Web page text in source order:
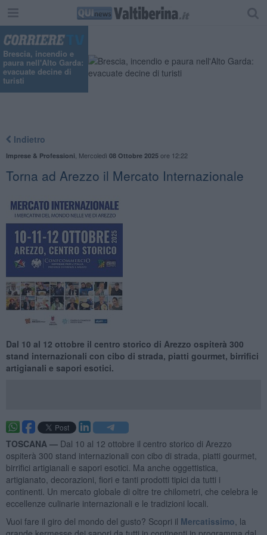
Brescia, incendio e
paura nell'Alto Garda:
evacuate decine di
turisti
Indietro
Imprese & Professioni Mercoledì 08 Ottobre 2025ore 12:22
Torna ad Arezzo il Mercato Internazionale
Dal 10 al 12 ottobre il centro storico di Arezzo ospiterà 300
stand internazionali con cibo di strada, piatti gourmet, birrifici
artigianali e sapori esotici.
TOSCANA — Dal 10 al 12 ottobre il centro storico di Arezzo
ospiterà 300 stand internazionali con cibo di strada, piatti gourmet,
birrifici artigianali e sapori esotici. Ma anche oggettistica,
artigianato, decorazioni, fiori e tanti prodotti tipici da tutti i
continenti. Un mercato globale di oltre tre chilometri, che celebra le
eccellenze culinarie internazionali e le tradizioni locali.
Vuoi fare il giro del mondo del gusto? Scopri il Mercatissimo , la